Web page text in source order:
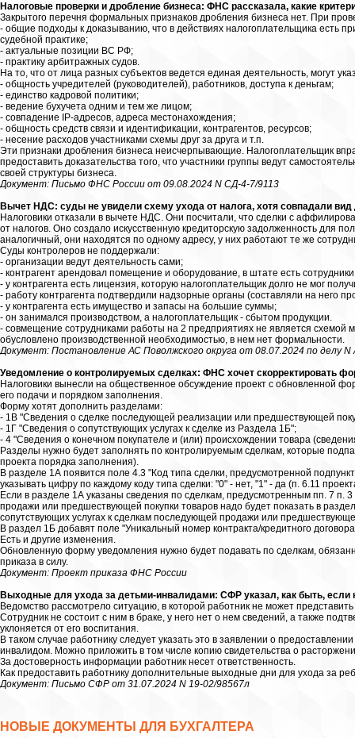
Налоговые проверки и дробление бизнеса: ФНС рассказала, какие
Закрытого перечня формальных признаков дробления бизнеса нет. При
- общие подходы к доказыванию, что в действиях налогоплательщика есть
судебной практике;
- актуальные позиции ВС РФ;
- практику арбитражных судов.
На то, что от лица разных субъектов ведется единая деятельность, могут
- общность учредителей (руководителей), работников, доступа к деньгам;
- единство кадровой политики;
- ведение бухучета одним и тем же лицом;
- совпадение IP-адресов, адреса местонахождения;
- общность средств связи и идентификации, контрагентов, ресурсов;
- несение расходов участниками схемы друг за друга и т.п.
Эти признаки дробления бизнеса неисчерпывающие. Налогоплательщик
предоставить доказательства того, что участники группы ведут
своей структуры бизнеса.
Документ: Письмо ФНС России от 09.08.2024 N СД-4-7/9113
Вычет НДС: суды не увидели схему ухода от налога, хотя совпадали вид
Налоговики отказали в вычете НДС. Они посчитали, что сделки с
от налогов. Оно создало искусственную кредиторскую задолженность для
аналогичный, они находятся по одному адресу, у них работают те же
Суды контролеров не поддержали:
- организации ведут деятельность сами;
- контрагент арендовал помещение и оборудование, в штате есть
- у контрагента есть лицензия, которую налогоплательщик долго не мог
- работу контрагента подтвердили надзорные органы (составляли на него
- у контрагента есть имущество и запасы на большие суммы;
- он занимался производством, а налогоплательщик - сбытом продукции.
- совмещение сотрудниками работы на 2 предприятиях не является
обусловлено производственной необходимостью, в нем нет формальности.
Документ: Постановление АС Поволжского округа от 08.07.2024 по делу N
Уведомление о контролируемых сделках: ФНС хочет скорректировать
Налоговики вынесли на общественное обсуждение проект с обновленной
его подачи и порядком заполнения.
Форму хотят дополнить разделами:
- 1В "Сведения о сделке последующей реализации или предшествующей
- 1Г "Сведения о сопутствующих услугах к сделке из Раздела 1Б";
- 4 "Сведения о конечном покупателе и (или) происхождении товара
Разделы нужно будет заполнять по контролируемым сделкам, которые
проекта порядка заполнения).
В разделе 1А появится поле 4.3 "Код типа сделки, предусмотренной
указывать цифру по каждому коду типа сделки: "0" - нет, "1" - да (п. 6.11
Если в разделе 1А указаны сведения по сделкам, предусмотренным пп. 7 п.
продажи или предшествующей покупки товаров надо будет показать в
сопутствующих услугах к сделкам последующей продажи или
В раздел 1Б добавят поле "Уникальный номер контракта/кредитного
Есть и другие изменения.
Обновленную форму уведомления нужно будет подавать по сделкам,
приказа в силу.
Документ: Проект приказа ФНС России
Выходные для ухода за детьми-инвалидами: СФР указал, как быть, если
Ведомство рассмотрело ситуацию, в которой работник не может
Сотрудник не состоит с ним в браке, у него нет о нем сведений, а также
уклоняется от его воспитания.
В таком случае работнику следует указать это в заявлении о
инвалидом. Можно приложить в том числе копию свидетельства о
За достоверность информации работник несет ответственность.
Как предоставить работнику дополнительные выходные дни для ухода за
Документ: Письмо СФР от 31.07.2024 N 19-02/98567л
НОВЫЕ ДОКУМЕНТЫ ДЛЯ БУХГАЛТЕРА